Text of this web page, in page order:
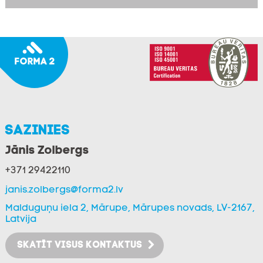
vadu vidē
BIM vadīšana un koordinēšana visā būvniecības
BIM izpildmodeļa vadīšana un koordinēšana
BIM apsaimniekošanas ieviešana
Sazinies
Jānis Zolbergs
+371 29422110
janis.zolbergs@forma2.lv
Malduguņu iela 2, Mārupe, Mārupes novads, LV-2167,
Latvija
SKATĪT VISUS KONTAKTUS